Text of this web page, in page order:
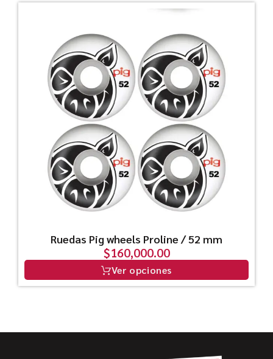
Ruedas Pig wheels Proline / 52 mm
$160,000.00
Ver opciones